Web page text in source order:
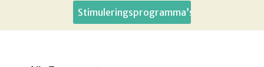
Stimuleringsprogramma’s